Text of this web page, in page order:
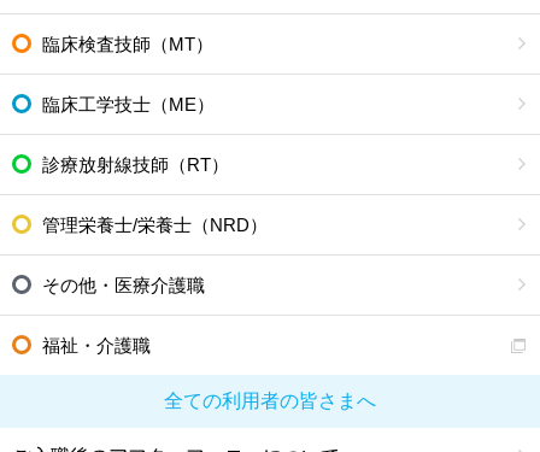
臨床検査技師（MT）
臨床工学技士（ME）
診療放射線技師（RT）
管理栄養士/栄養士（NRD）
その他・医療介護職
福祉・介護職
全ての利用者の皆さまへ